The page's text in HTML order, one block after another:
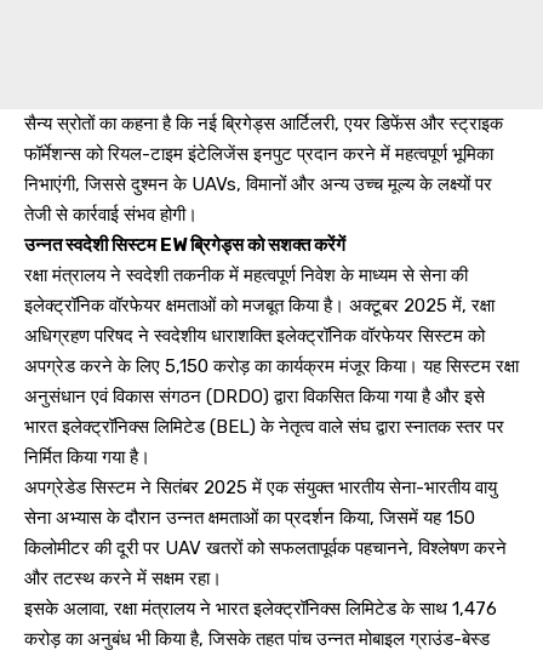
सैन्य स्रोतों का कहना है कि नई ब्रिगेड्स आर्टिलरी, एयर डिफेंस और स्ट्राइक
फॉर्मेशन्स को रियल-टाइम इंटेलिजेंस इनपुट प्रदान करने में महत्वपूर्ण भूमिका
निभाएंगी, जिससे दुश्मन के UAVs, विमानों और अन्य उच्च मूल्य के लक्ष्यों पर
तेजी से कार्रवाई संभव होगी।
उन्नत स्वदेशी सिस्टम EW ब्रिगेड्स को सशक्त करेंगें
रक्षा मंत्रालय ने स्वदेशी तकनीक में महत्वपूर्ण निवेश के माध्यम से सेना की
इलेक्ट्रॉनिक वॉरफेयर क्षमताओं को मजबूत किया है। अक्टूबर 2025 में, रक्षा
अधिग्रहण परिषद ने स्वदेशीय धाराशक्ति इलेक्ट्रॉनिक वॉरफेयर सिस्टम को
अपग्रेड करने के लिए ₹5,150 करोड़ का कार्यक्रम मंजूर किया। यह सिस्टम रक्षा
अनुसंधान एवं विकास संगठन (DRDO) द्वारा विकसित किया गया है और इसे
भारत इलेक्ट्रॉनिक्स लिमिटेड (BEL) के नेतृत्व वाले संघ द्वारा स्नातक स्तर पर
निर्मित किया गया है।
अपग्रेडेड सिस्टम ने सितंबर 2025 में एक संयुक्त भारतीय सेना-भारतीय वायु
सेना अभ्यास के दौरान उन्नत क्षमताओं का प्रदर्शन किया, जिसमें यह 150
किलोमीटर की दूरी पर UAV खतरों को सफलतापूर्वक पहचानने, विश्लेषण करने
और तटस्थ करने में सक्षम रहा।
इसके अलावा, रक्षा मंत्रालय ने भारत इलेक्ट्रॉनिक्स लिमिटेड के साथ ₹1,476
करोड़ का अनुबंध भी किया है, जिसके तहत पांच उन्नत मोबाइल ग्राउंड-बेस्ड